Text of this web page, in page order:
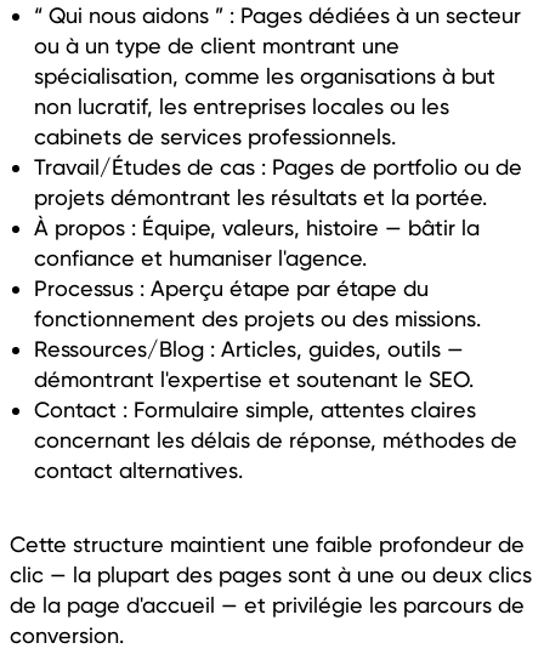
“ Qui nous aidons ” : Pages dédiées à un secteur
ou à un type de client montrant une
spécialisation, comme les organisations à but
non lucratif, les entreprises locales ou les
cabinets de services professionnels.
Travail/Études de cas : Pages de portfolio ou de
projets démontrant les résultats et la portée.
À propos : Équipe, valeurs, histoire — bâtir la
confiance et humaniser l'agence.
Processus : Aperçu étape par étape du
fonctionnement des projets ou des missions.
Ressources/Blog : Articles, guides, outils —
démontrant l'expertise et soutenant le SEO.
Contact : Formulaire simple, attentes claires
concernant les délais de réponse, méthodes de
contact alternatives.
Cette structure maintient une faible profondeur de
clic — la plupart des pages sont à une ou deux clics
de la page d'accueil — et privilégie les parcours de
conversion.